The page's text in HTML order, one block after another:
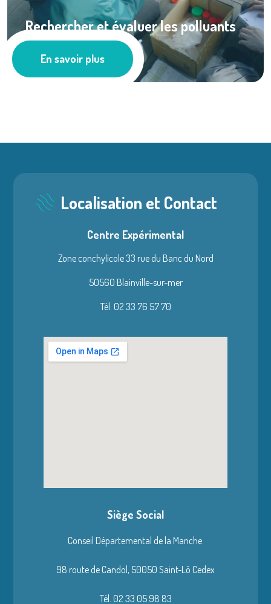
Rechercher et évaluer les polluants
...
Les actus
En savoir plus
Localisation et Contact
Centre Expérimental
Zone conchylicole 33 rue du Banc du Nord
50560 Blainville-sur-mer
Tél. 02 33 76 57 70
Siège Social
Conseil Départemental de la Manche
98 route de Candol, 50050 Saint-Lô Cedex
Tél. 02 33 05 98 83